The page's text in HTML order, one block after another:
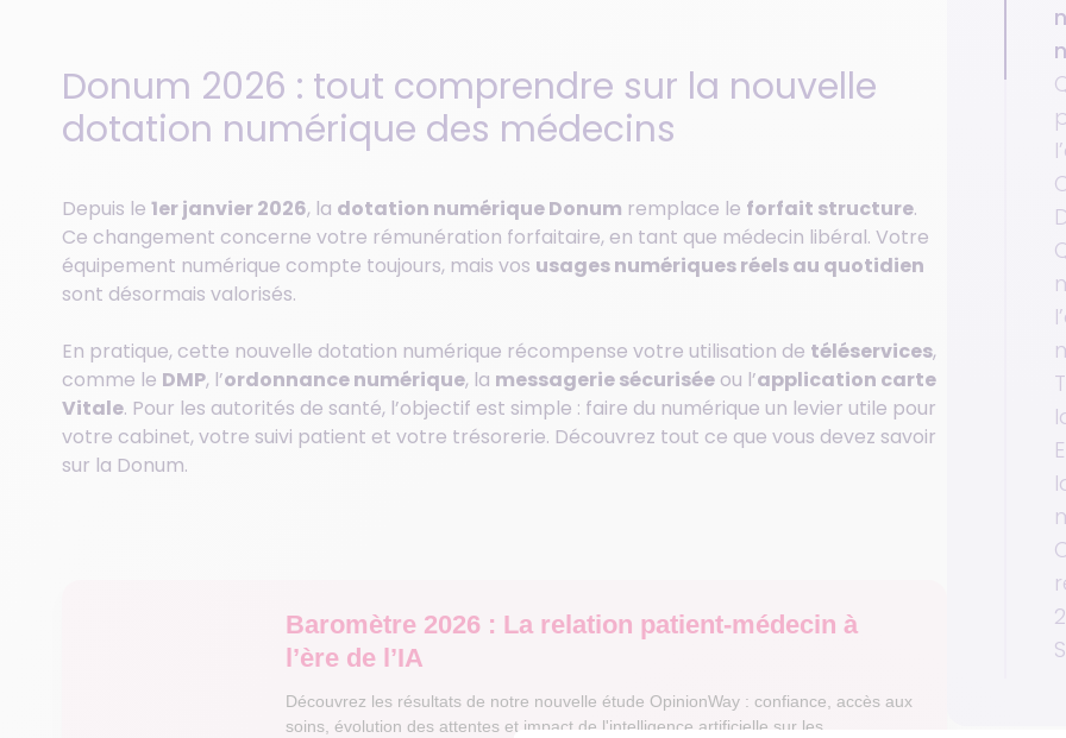
Donum 2026 : tout comprendre sur la nouvelle
dotation numérique des médecins
Depuis le 1er janvier 2026, la dotation numérique Donum remplace le forfait structure.
Ce changement concerne votre rémunération forfaitaire, en tant que médecin libéral. Votre
équipement numérique compte toujours, mais vos usages numériques réels au quotidien
sont désormais valorisés.
En pratique, cette nouvelle dotation numérique récompense votre utilisation de téléservices,
comme le DMP, l’ordonnance numérique, la messagerie sécurisée ou l’application carte
Vitale. Pour les autorités de santé, l’objectif est simple : faire du numérique un levier utile pour
votre cabinet, votre suivi patient et votre trésorerie. Découvrez tout ce que vous devez savoir
sur la Donum.
Baromètre 2026 : La relation patient-médecin à
l’ère de l’IA
Découvrez les résultats de notre nouvelle étude OpinionWay : confiance, accès aux
soins, évolution des attentes et impact de l'intelligence artificielle sur les